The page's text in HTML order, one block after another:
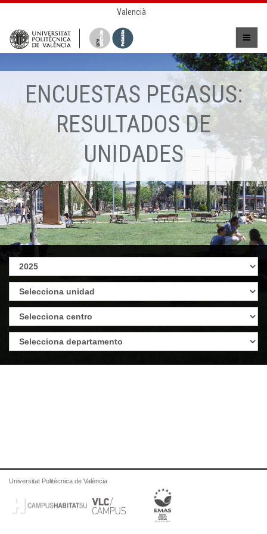
Valencià
ENCUESTAS PEGASUS:
RESULTADOS DE
UNIDADES
Universitat Politècnica de València